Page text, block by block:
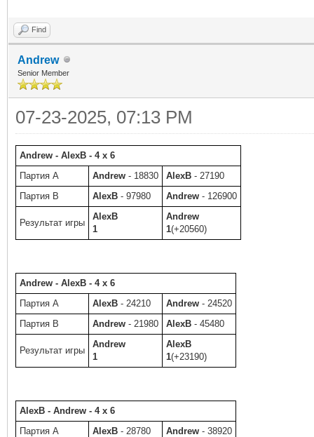
Find
Andrew
Senior Member
07-23-2025, 07:13 PM
Andrew - AlexB - 4 x 6
Партия A
Andrew - 18830 AlexB - 27190
Партия B
AlexB - 97980 Andrew - 126900
Результат игры
AlexB
1
Andrew
1(+20560)
Andrew - AlexB - 4 x 6
Партия A
AlexB - 24210 Andrew - 24520
Партия B
Andrew - 21980 AlexB - 45480
Результат игры
Andrew
1
AlexB
1(+23190)
AlexB - Andrew - 4 x 6
Партия A
AlexB - 28780 Andrew - 38920